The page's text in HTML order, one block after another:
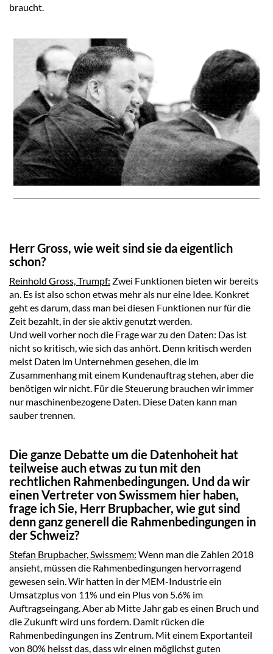
braucht.
Herr Gross, wie weit sind sie da eigentlich
schon?
Reinhold Gross, Trumpf: Zwei Funktionen bieten wir bereits
an. Es ist also schon etwas mehr als nur eine Idee. Konkret
geht es darum, dass man bei diesen Funktionen nur für die
Zeit bezahlt, in der sie aktiv genutzt werden.
Und weil vorher noch die Frage war zu den Daten: Das ist
nicht so kritisch, wie sich das anhört. Denn kritisch werden
meist Daten im Unternehmen gesehen, die im
Zusammenhang mit einem Kundenauftrag stehen, aber die
benötigen wir nicht. Für die Steuerung brauchen wir immer
nur maschinenbezogene Daten. Diese Daten kann man
sauber trennen.
Die ganze Debatte um die Datenhoheit hat
teilweise auch etwas zu tun mit den
rechtlichen Rahmenbedingungen. Und da wir
einen Vertreter von Swissmem hier haben,
frage ich Sie, Herr Brupbacher, wie gut sind
denn ganz generell die Rahmenbedingungen in
der Schweiz?
Stefan Brupbacher, Swissmem: Wenn man die Zahlen 2018
ansieht, müssen die Rahmenbedingungen hervorragend
gewesen sein. Wir hatten in der MEM-Industrie ein
Umsatzplus von 11% und ein Plus von 5.6% im
Auftragseingang. Aber ab Mitte Jahr gab es einen Bruch und
die Zukunft wird uns fordern. Damit rücken die
Rahmenbedingungen ins Zentrum. Mit einem Exportanteil
von 80% heisst das, dass wir einen möglichst guten